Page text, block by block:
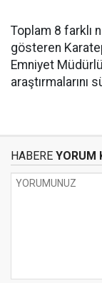
Toplam 8 farklı
gösteren
Emniyet
araştırmalarını
HABERE YORUM